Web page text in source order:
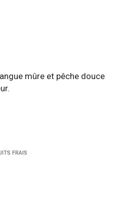
mûre et pêche douce
FRAIS